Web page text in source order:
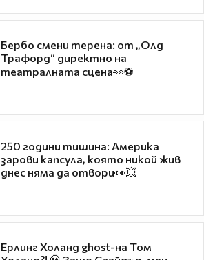
Бербо смени терена: от „Олд
Трафорд“ директно на
театралната сцена👀⚽
250 години тишина: Америка
зарови капсула, която никой жив
днес няма да отвори👀💥
Ерлинг Холанд ghost-на Том